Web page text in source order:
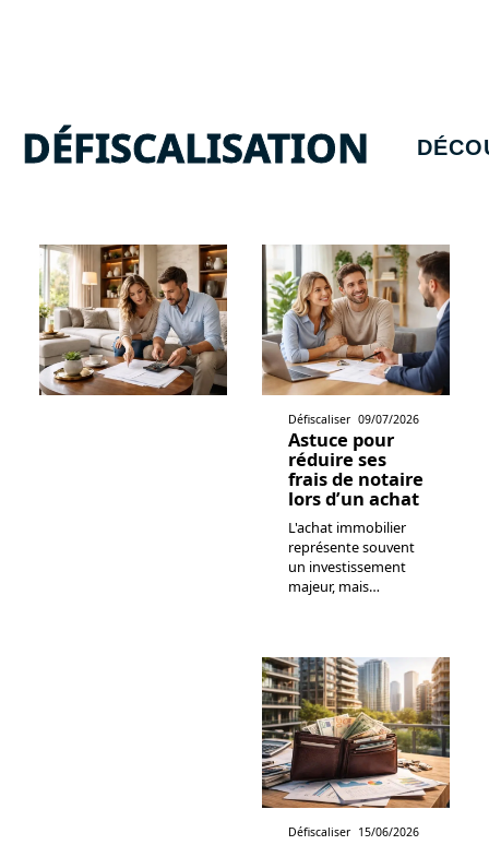
DÉFISCALISATION
Défiscaliser 09/07/2026
Astuce pour
réduire ses
frais de notaire
lors d’un achat
L'achat immobilier
représente souvent
un investissement
majeur, mais…
Défiscaliser 15/06/2026